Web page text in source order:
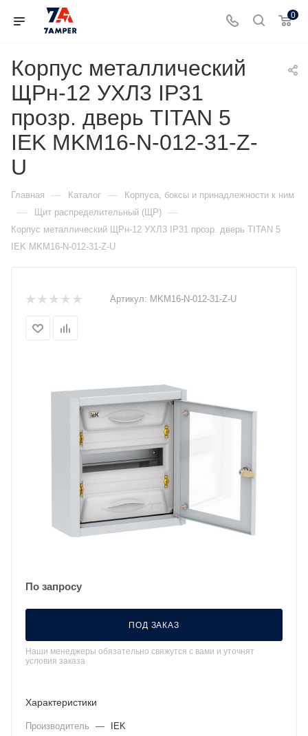
0
Корпус металлический
ЩРн-12 УХЛ3 IP31
прозр. дверь TITAN 5
IEK MKM16-N-012-31-Z-
U
Главная — Каталог — Корпуса, боксы и принадлежности к ним
— Щит распределительный (ЩР) —
Корпус металлический ЩРн-12 УХЛ3 IP31 прозр. дверь TITAN 5
IEK MKM16-N-012-31-Z-U
Артикул: MKM16-N-012-31-Z-U
По запросу
ПОД ЗАКАЗ
Наши менеджеры обязательно свяжутся с вами и уточнят
условия заказа
Характеристики
Производитель —
IEK